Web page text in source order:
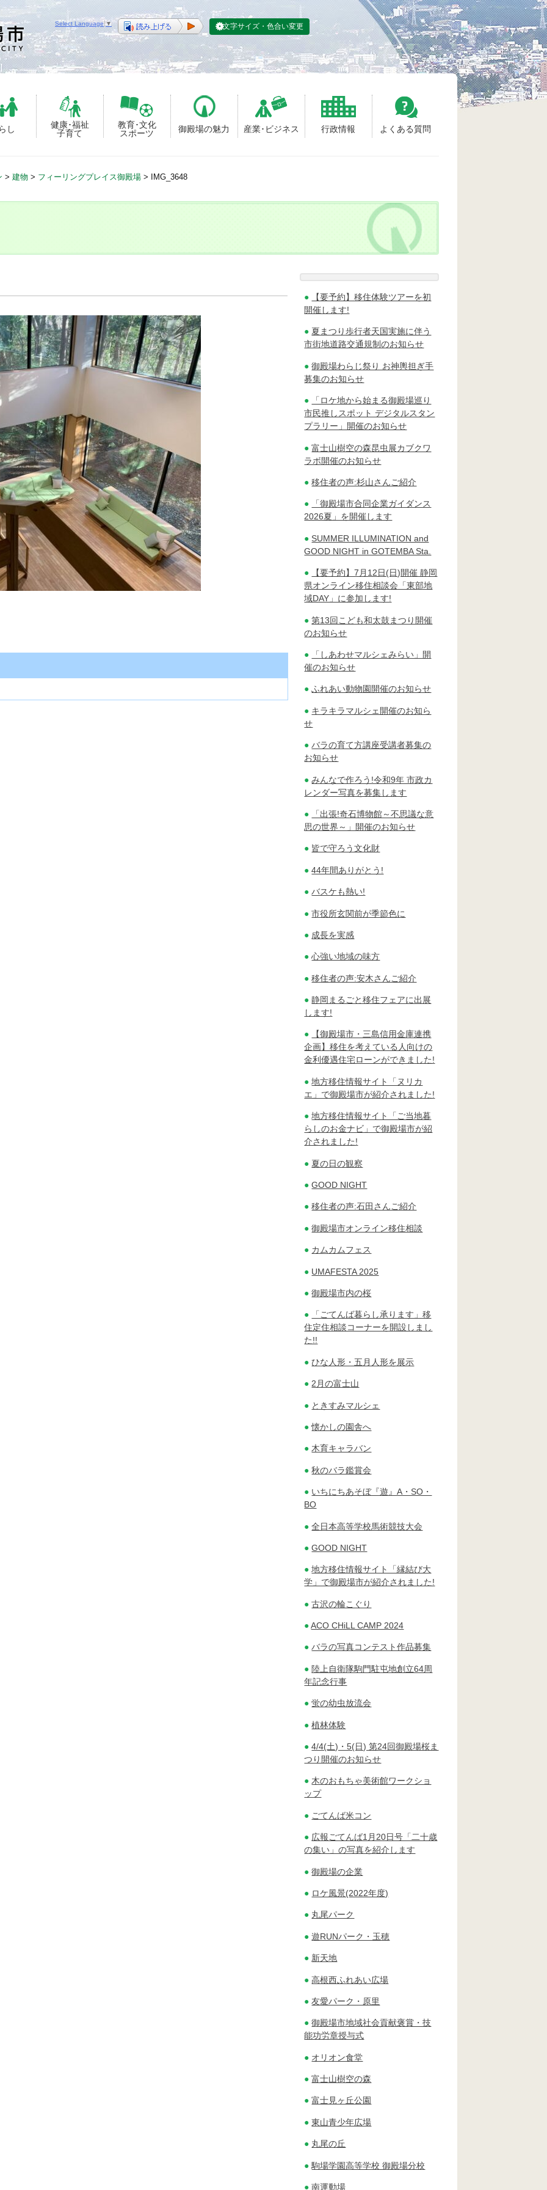
し
健康･福祉
子育て
教育･文化
スポーツ
御殿場の魅力 産業･ビジネス 行政情報 よくある質問
Select Language ▼ 文字サイズ・色合い変更
> 建物 > フィーリングプレイス御殿場 > IMG_3648
【要予約】移住体験ツアーを初
開催します!
夏まつり歩行者天国実施に伴う
市街地道路交通規制のお知らせ
御殿場わらじ祭り お神輿担ぎ手
募集のお知らせ
「ロケ地から始まる御殿場巡り
市民推しスポット デジタルスタン
プラリー」開催のお知らせ
富士山樹空の森昆虫展カブクワ
ラボ開催のお知らせ
移住者の声:杉山さんご紹介
「御殿場市合同企業ガイダンス
2026夏」を開催します
SUMMER ILLUMINATION and
GOOD NIGHT in GOTEMBA Sta.
【要予約】7月12日(日)開催 静岡
県オンライン移住相談会「東部地
域DAY」に参加します!
第13回こども和太鼓まつり開催
のお知らせ
「しあわせマルシェみらい」開
催のお知らせ
ふれあい動物園開催のお知らせ
キラキラマルシェ開催のお知ら
せ
バラの育て方講座受講者募集の
お知らせ
みんなで作ろう!令和9年 市政カ
レンダー写真を募集します
「出張!奇石博物館～不思議な意
思の世界～」開催のお知らせ
皆で守ろう文化財
44年間ありがとう!
バスケも熱い!
市役所玄関前が季節色に
成長を実感
心強い地域の味方
移住者の声:安木さんご紹介
静岡まるごと移住フェアに出展
します!
【御殿場市・三島信用金庫連携
企画】移住を考えている人向けの
金利優遇住宅ローンができました!
地方移住情報サイト「ヌリカ
エ」で御殿場市が紹介されました!
地方移住情報サイト「ご当地暮
らしのお金ナビ」で御殿場市が紹
介されました!
夏の日の観察
GOOD NIGHT
移住者の声:石田さんご紹介
御殿場市オンライン移住相談
カムカムフェス
UMAFESTA 2025
御殿場市内の桜
「ごてんば暮らし承ります」移
住定住相談コーナーを開設しまし
た!!
ひな人形・五月人形を展示
2月の富士山
ときすみマルシェ
懐かしの園舎へ
木育キャラバン
秋のバラ鑑賞会
いちにちあそぼ『遊』A・SO・
BO
全日本高等学校馬術競技大会
GOOD NIGHT
地方移住情報サイト「縁結び大
学」で御殿場市が紹介されました!
古沢の輪こぐり
ACO CHiLL CAMP 2024
バラの写真コンテスト作品募集
陸上自衛隊駒門駐屯地創立64周
年記念行事
蛍の幼虫放流会
植林体験
4/4(土)・5(日) 第24回御殿場桜ま
つり開催のお知らせ
木のおもちゃ美術館ワークショ
ップ
ごてんば米コン
広報ごてんば1月20日号「二十歳
の集い」の写真を紹介します
御殿場の企業
ロケ風景(2022年度)
丸尾パーク
遊RUNパーク・玉穂
新天地
高根西ふれあい広場
友愛パーク・原里
御殿場市地域社会貢献褒賞・技
能功労章授与式
オリオン食堂
富士山樹空の森
富士見ヶ丘公園
東山青少年広場
丸尾の丘
駒場学園高等学校 御殿場分校
南運動場